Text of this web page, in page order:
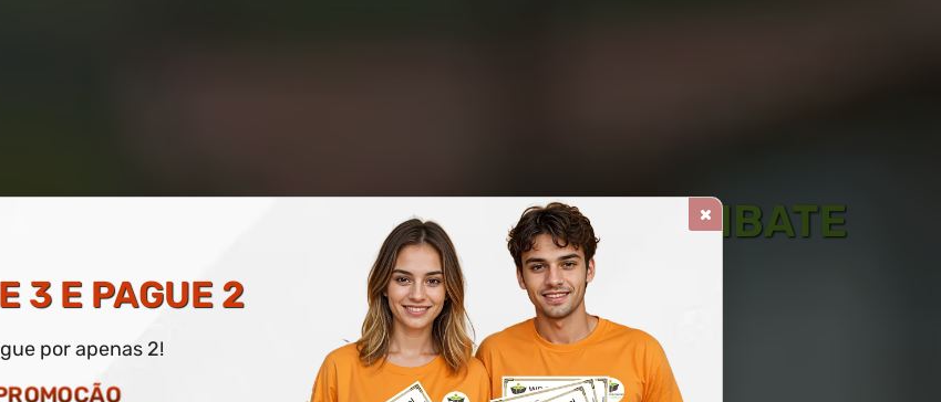
BÁSICAS EM AGENTE DE COMBATE
3 E PAGUE 2
por apenas 2!